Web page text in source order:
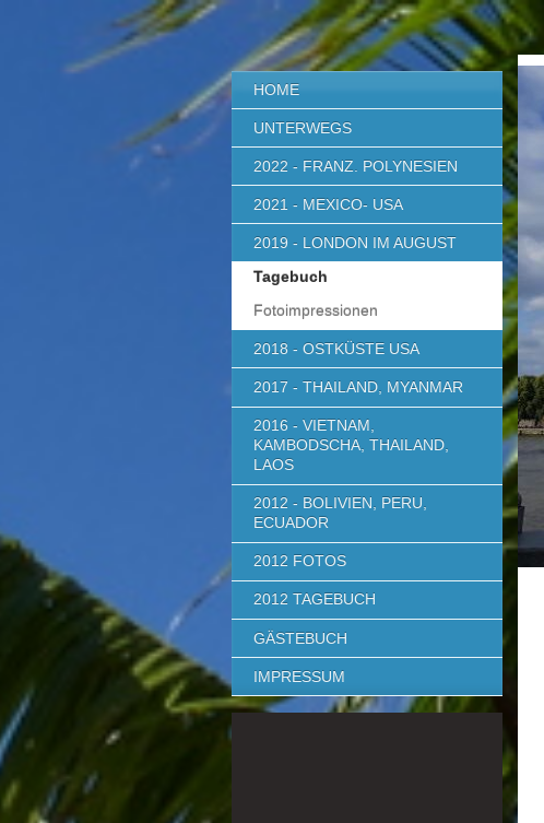
HOME
UNTERWEGS
2022 - FRANZ. POLYNESIEN
2021 - MEXICO- USA
2019 - LONDON IM AUGUST
Tagebuch
Fotoimpressionen
2018 - OSTKÜSTE USA
2017 - THAILAND, MYANMAR
2016 - VIETNAM,
KAMBODSCHA, THAILAND,
LAOS
2012 - BOLIVIEN, PERU,
ECUADOR
2012 FOTOS
2012 TAGEBUCH
GÄSTEBUCH
IMPRESSUM